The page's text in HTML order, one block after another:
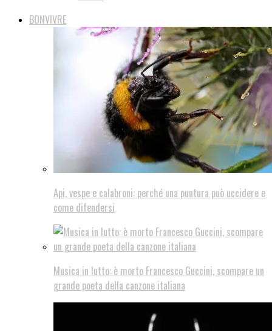
BONVIVRE
Api, vespe e calabroni: perché una puntura può uccidere e
come difendersi
Musica in lutto: è morto Francesco Guccini, scompare un
grande poeta della canzone italiana